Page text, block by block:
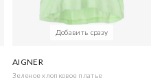
Добавить сразу
AIGNER
Зеленое хлопковое платье